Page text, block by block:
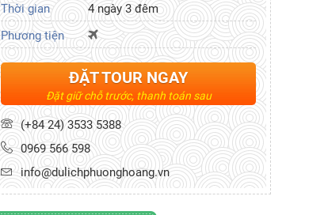
Thời gian
4 ngày 3 đêm
Phương tiện
ĐẶT TOUR NGAY
Đặt giữ chỗ trước, thanh toán sau
(+84 24) 3533 5388
0969 566 598
info@dulichphuonghoang.vn